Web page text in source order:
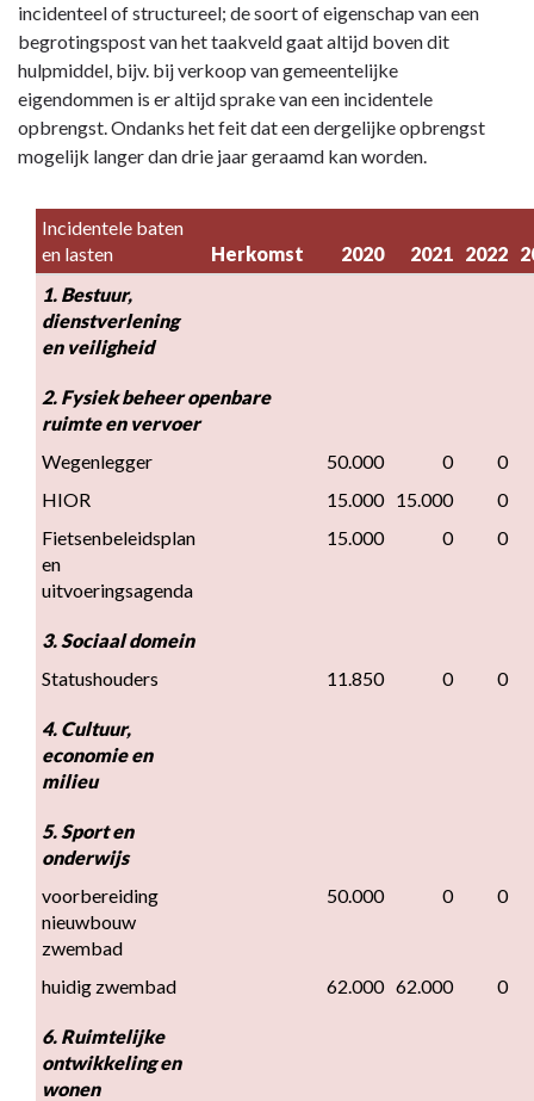
incidenteel of structureel; de soort of eigenschap van een
begrotingspost van het taakveld gaat altijd boven dit
hulpmiddel, bijv. bij verkoop van gemeentelijke
eigendommen is er altijd sprake van een incidentele
opbrengst. Ondanks het feit dat een dergelijke opbrengst
mogelijk langer dan drie jaar geraamd kan worden.
Incidentele baten
en lasten
Herkomst 2020 2021 2022
1. Bestuur,
dienstverlening
en veiligheid
2. Fysiek beheer openbare
ruimte en vervoer
Wegenlegger
50.000 0
0
HIOR
15.000 15.000
0
Fietsenbeleidsplan
en
uitvoeringsagenda
15.000 0 0
3. Sociaal domein
Statushouders
11.850 0 0
4. Cultuur,
economie en
milieu
5. Sport en
onderwijs
voorbereiding
nieuwbouw
zwembad
50.000 0 0
huidig zwembad 62.000 62.000 0
6. Ruimtelijke
ontwikkeling en
wonen